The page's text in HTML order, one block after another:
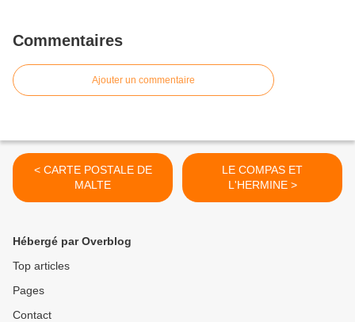
Commentaires
Ajouter un commentaire
< CARTE POSTALE DE
MALTE
LE COMPAS ET
L'HERMINE >
Hébergé par Overblog
Top articles
Pages
Contact